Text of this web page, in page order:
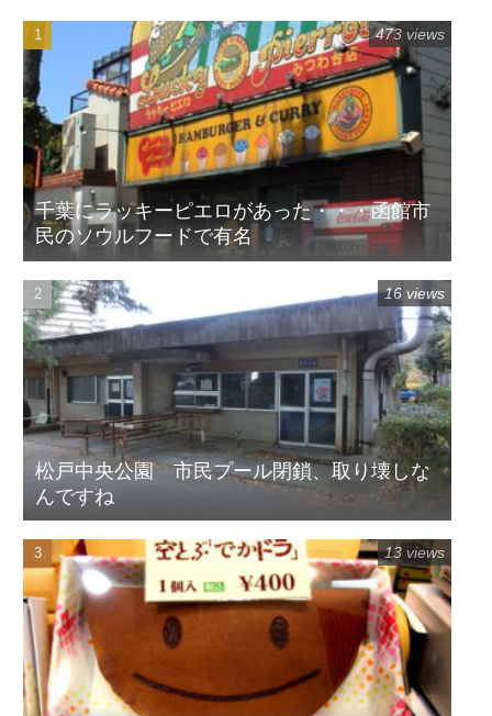
千葉にラッキーピエロがあった・・・函館市
民のソウルフードで有名
473 views
松戸中央公園 市民プール閉鎖、取り壊しな
んですね
16 views
13 views